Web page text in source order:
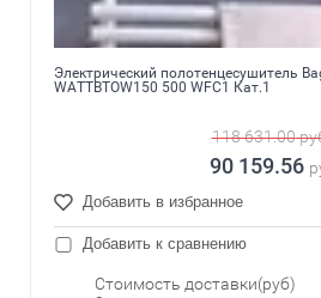
Электрический полотенцесушитель
WATTBTOW150 500 WFC1 Кат.1
118 631.00
90 159.56
Добавить в избранное
Добавить к сравнению
Стоимость доставки(руб)